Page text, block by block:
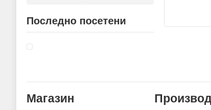
Последно посетени
Магазин